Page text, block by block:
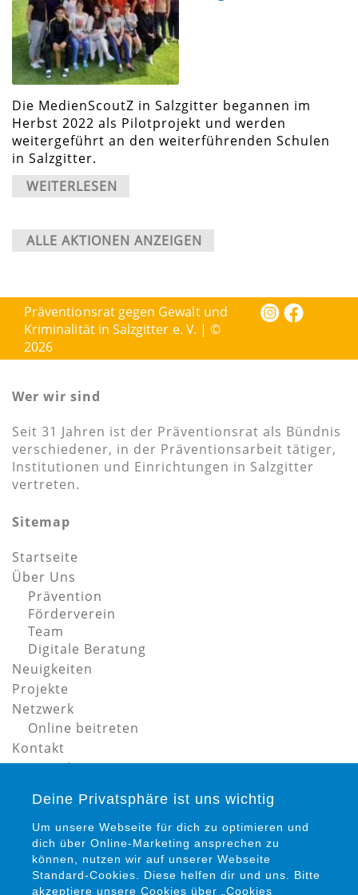
Die MedienScoutZ in Salzgitter begannen im
Herbst 2022 als Pilotprojekt und werden
weitergeführt an den weiterführenden Schulen
in Salzgitter.
WEITERLESEN
ALLE AKTIONEN ANZEIGEN
Präventionsrat gegen Gewalt und
Kriminalität in Salzgitter e. V. | ©
2026
Wer wir sind
Seit 31 Jahren ist der Präventionsrat als Bündnis
verschiedener, in der Präventionsarbeit tätiger,
Institutionen und Einrichtungen in Salzgitter
vertreten.
Sitemap
Startseite
Über Uns
Prävention
Förderverein
Team
Digitale Beratung
Neuigkeiten
Projekte
Netzwerk
Online beitreten
Kontakt
Datenschutz
Deine Privatsphäre ist uns wichtig
Um unsere Webseite für dich zu optimieren und
dich über Online-Marketing ansprechen zu
können, nutzen wir auf unserer Webseite
Standard-Cookies. Diese helfen dir und uns. Bitte
akzeptiere unsere Cookies über „Cookies